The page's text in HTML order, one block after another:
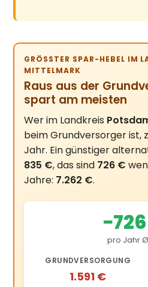
GRÖSSTER SPAR-HEBEL IM
ITTELMARK
Raus aus der
spart am meisten
Wer im Landkreis
beim Grundversorger ist,
Jahr. Ein günstiger
835 €, das sind 726 €
Jahre: 7.262 €.
pro Jahr Ø
GRUNDVERSORGUNG
1.591 €